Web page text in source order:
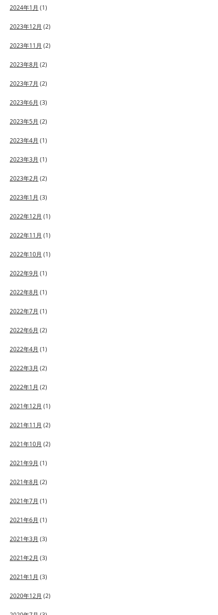
2024年1月 (1)
2023年12月 (2)
2023年11月 (2)
2023年8月 (2)
2023年7月 (2)
2023年6月 (3)
2023年5月 (2)
2023年4月 (1)
2023年3月 (1)
2023年2月 (2)
2023年1月 (3)
2022年12月 (1)
2022年11月 (1)
2022年10月 (1)
2022年9月 (1)
2022年8月 (1)
2022年7月 (1)
2022年6月 (2)
2022年4月 (1)
2022年3月 (2)
2022年1月 (2)
2021年12月 (1)
2021年11月 (2)
2021年10月 (2)
2021年9月 (1)
2021年8月 (2)
2021年7月 (1)
2021年6月 (1)
2021年3月 (3)
2021年2月 (3)
2021年1月 (3)
2020年12月 (2)